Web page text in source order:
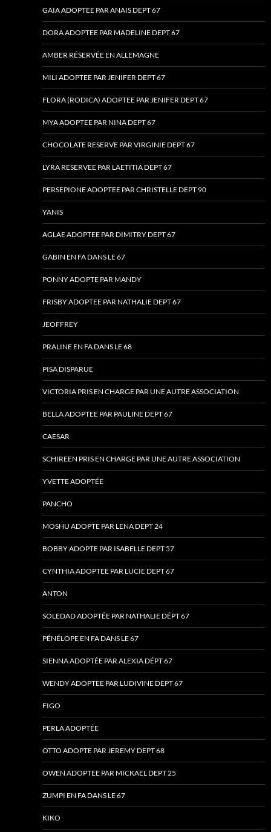
GAIA ADOPTEE PAR ANAIS DEPT 67
DORA ADOPTEE PAR MADELINE DEPT 67
AMBER RÉSERVÉE EN ALLEMAGNE
MILI ADOPTEE PAR JENIFER DEPT 67
FLORA (RODICA) ADOPTEE PAR JENIFER DEPT 67
MYA ADOPTEE PAR NINA DEPT 67
CHOCOLATE RESERVE PAR VIRGINIE DEPT 67
LYRA RESERVEE PAR LAETITIA DEPT 67
PERSEPIONE ADOPTEE PAR CHRISTELLE DEPT 90
YANIS
AGLAE ADOPTEE PAR DIMITRY DEPT 67
GABIN EN FA DANS LE 67
PONNY ADOPTE PAR MANDY
FRISBY ADOPTEE PAR NATHALIE DEPT 67
JEOFFREY
PRALINE EN FA DANS LE 68
PISA DISPARUE
VICTORIA PRIS EN CHARGE PAR UNE AUTRE ASSOCIATION
BELLA ADOPTEE PAR PAULINE DEPT 67
CAESAR
SCHIREEN PRIS EN CHARGE PAR UNE AUTRE ASSOCIATION
YVETTE ADOPTÉE
PANCHO
MOSHU ADOPTE PAR LENA DEPT 24
BOBBY ADOPTE PAR ISABELLE DEPT 57
CYNTHIA ADOPTEE PAR LUCIE DEPT 67
ANTON
SOLEDAD ADOPTÉE PAR NATHALIE DÉPT 67
PÉNÉLOPE EN FA DANS LE 67
SIENNA ADOPTÉE PAR ALEXIA DÉPT 67
WENDY ADOPTEE PAR LUDIVINE DEPT 67
FIGO
PERLA ADOPTÉE
OTTO ADOPTE PAR JEREMY DEPT 68
OWEN ADOPTEE PAR MICKAEL DEPT 25
ZUMPI EN FA DANS LE 67
KIKO